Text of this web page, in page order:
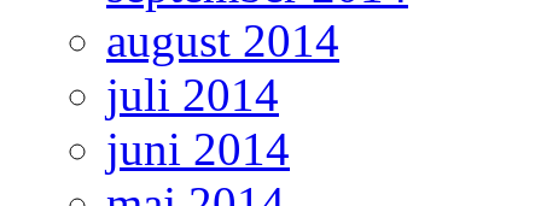
august 2014
juli 2014
juni 2014